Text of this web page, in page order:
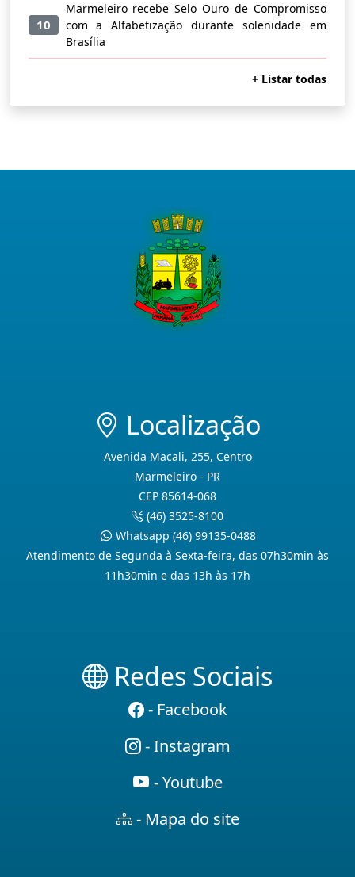
10
Marmeleiro recebe Selo Ouro de Compromisso
com a Alfabetização durante solenidade em
Brasília
+ Listar todas
Localização
Avenida Macali, 255, Centro
Marmeleiro - PR
CEP 85614-068
(46) 3525-8100
Whatsapp (46) 99135-0488
Atendimento de Segunda à Sexta-feira, das 07h30min às
11h30min e das 13h às 17h
Redes Sociais
- Facebook
- Instagram
- Youtube
- Mapa do site